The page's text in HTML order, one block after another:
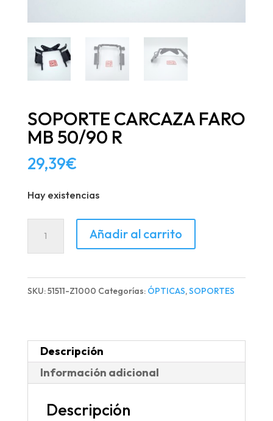
SOPORTE CARCAZA FARO
MB 50/90 R
29,39€
Hay existencias
CARCAZA
MB
cantidad
Añadir al carrito
SKU:51511-Z1000 Categorías: ÓPTICAS,SOPORTES
Descripción
Información adicional
Descripción